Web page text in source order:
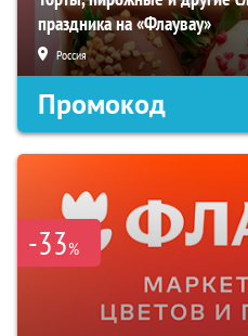
праздника на «Флаувау»
Россия
Промокод
-33%